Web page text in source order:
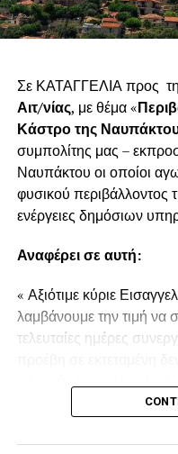
Σε ΚΑΤΑΓΓΕΛΙΑ προς
Αιτ/νίας, με θέμα «
Κάστρο της
συμπολίτης μας –
Ναυπάκτου οι οποίοι
φυσικού περιβάλλοντος
ενέργειες δημόσιων
Αναφέρει σε αυτή:
« Αξιότιμε κύριε
λαμβάνουμε την τιμή να
τελευταίες ημέρες
Ναυπάκτου πάνω από τη
Παρόμοια ενέργεια